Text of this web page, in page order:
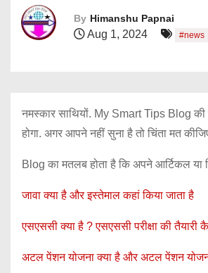
By Himanshu Papnai
Aug 1, 2024 #news
नमस्कार साथियों. My Smart Tips Blog
होगा. अगर आपने नहीं सुना है तो चिंता मत
Blog का मतलब होता है कि अपने आर्टिकल या
जावा क्या है और इस्तेमाल कहां किया जाता है
एसएससी क्या है ? एसएससी परीक्षा की तैयारी
अटल पेंशन योजना क्या है और अटल पेंशन